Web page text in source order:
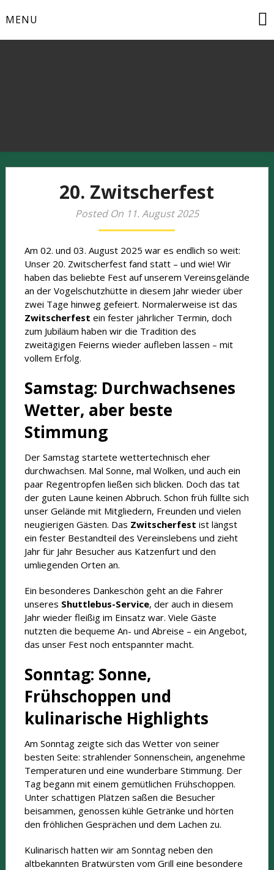
toMENU
20. Zwitscherfest
Posted On 11. August 2025
Am 02. und 03. August 2025 war es endlich so weit:
Unser 20. Zwitscherfest fand statt – und wie! Wir
haben das beliebte Fest auf unserem Vereinsgelände
an der Vogelschutzhütte in diesem Jahr wieder über
zwei Tage hinweg gefeiert. Normalerweise ist das
Zwitscherfest ein fester jährlicher Termin, doch
zum Jubiläum haben wir die Tradition des
zweitägigen Feierns wieder aufleben lassen – mit
vollem Erfolg.
Samstag: Durchwachsenes
Wetter, aber beste
Stimmung
Der Samstag startete wettertechnisch eher
durchwachsen. Mal Sonne, mal Wolken, und auch ein
paar Regentropfen ließen sich blicken. Doch das tat
der guten Laune keinen Abbruch. Schon früh füllte sich
unser Gelände mit Mitgliedern, Freunden und vielen
neugierigen Gästen. Das Zwitscherfest ist längst
ein fester Bestandteil des Vereinslebens und zieht
Jahr für Jahr Besucher aus Katzenfurt und den
umliegenden Orten an.
Ein besonderes Dankeschön geht an die Fahrer
unseres Shuttlebus-Service, der auch in diesem
Jahr wieder fleißig im Einsatz war. Viele Gäste
nutzten die bequeme An- und Abreise – ein Angebot,
das unser Fest noch entspannter macht.
Sonntag: Sonne,
Frühschoppen und
kulinarische Highlights
Am Sonntag zeigte sich das Wetter von seiner
besten Seite: strahlender Sonnenschein, angenehme
Temperaturen und eine wunderbare Stimmung. Der
Tag begann mit einem gemütlichen Frühschoppen.
Unter schattigen Plätzen saßen die Besucher
beisammen, genossen kühle Getränke und hörten
den fröhlichen Gesprächen und dem Lachen zu.
Kulinarisch hatten wir am Sonntag neben den
altbekannten Bratwürsten vom Grill eine besondere